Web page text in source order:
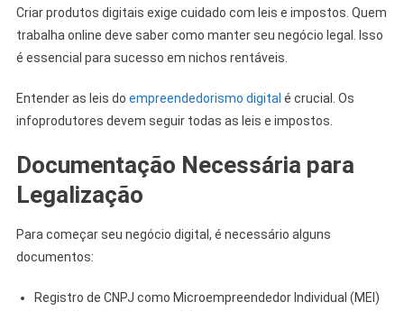
Criar produtos digitais exige cuidado com leis e impostos. Quem
trabalha online deve saber como manter seu negócio legal. Isso
é essencial para sucesso em nichos rentáveis.
Entender as leis do empreendedorismo digital é crucial. Os
infoprodutores devem seguir todas as leis e impostos.
Documentação Necessária para
Legalização
Para começar seu negócio digital, é necessário alguns
documentos:
Registro de CNPJ como Microempreendedor Individual (MEI)